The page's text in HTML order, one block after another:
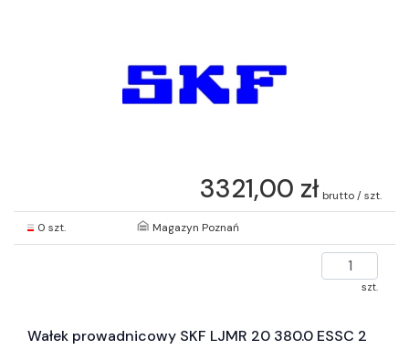
3321,00 zł brutto / szt.
0 szt. Magazyn Poznań
szt.
Wałek prowadnicowy SKF LJMR 20 380.0 ESSC 2